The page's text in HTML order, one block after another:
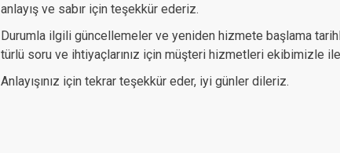
anlayış ve sabır için teşekkür ederiz.
Durumla ilgili güncellemeler ve yeniden hizmete başlama
türlü soru ve ihtiyaçlarınız için müşteri hizmetleri ekibimizle
Anlayışınız için tekrar teşekkür eder, iyi günler dileriz.